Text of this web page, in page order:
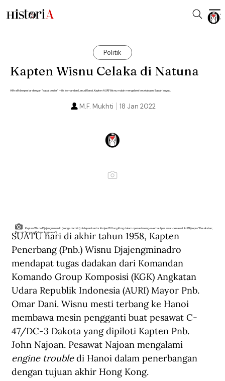
Politik
Kapten Wisnu Celaka di Natuna
Alih-alih berpesiar dengan "kapal pesiar" milik komandan Lanud Ranai, Kapten AURI Wisnu malah mengalami kecelakaan. Basah kuyup.
18 Jan 2022
M.F. Mukhti
Kapten Wisnu Djajengminardo (ketiga dari kiri) di depan kantor Konjen RI Hong Kong dalam operasi meng-overhaul pesawat-pesawat AURI (repro "Kesaksian;
Memoir Seorang Kelana Angkasa")
SUATU hari di akhir tahun 1958, Kapten
Penerbang (Pnb.) Wisnu Djajengminadro
mendapat tugas dadakan dari Komandan
Komando Group Komposisi (KGK) Angkatan
Udara Republik Indonesia (AURI) Mayor Pnb.
Omar Dani. Wisnu mesti terbang ke Hanoi
membawa mesin pengganti buat pesawat C-
47/DC-3 Dakota yang dipiloti Kapten Pnb.
John Najoan. Pesawat Najoan mengalami
engine trouble di Hanoi dalam penerbangan
dengan tujuan akhir Hong Kong.